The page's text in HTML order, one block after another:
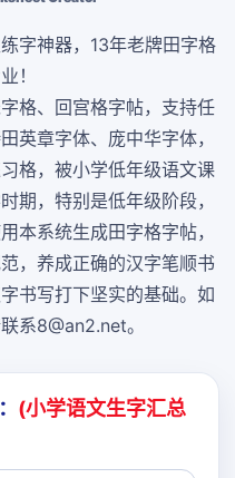
字神器，13年老牌田字格
！
格、回宫格字帖，支持任
英章字体、庞中华字体，
格，被小学低年级语文课
期，特别是低年级阶段，
本系统生成田字格字帖，
，养成正确的汉字笔顺书
书写打下坚实的基础。如
系8@an2.net。
(小学语文生字汇总